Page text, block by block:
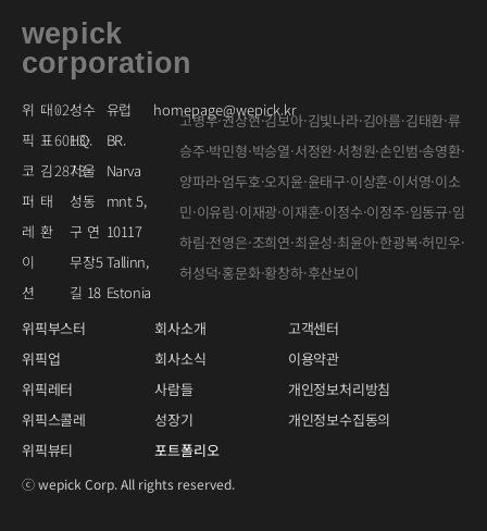
wepick
corporation
위
픽
코
퍼
레
이
션
대
표
김
태
환
02-
6013-
2873
성수
HQ.
서울
성동
구 연
무장5
길 18
유럽
BR.
Narva
mnt 5,
10117
Tallinn,
Estonia
homepage@wepick.kr
고병우·권상현·김보아·김빛나라·김아름·김태환·류
승주·박민형·박승열·서정완·서청원·손인범·송영환·
양파라·엄두호·오지윤·윤태구·이상훈·이서영·이소
민·이유림·이재광·이재훈·이정수·이정주·임동규·임
하림·전영은·조희연·최윤성·최윤아·한광복·허민우·
허성덕·홍문화·황창하·후산보이
위픽부스터
위픽업
위픽레터
위픽스콜레
위픽뷰티
회사소개
회사소식
사람들
성장기
포트폴리오
고객센터
이용약관
개인정보처리방침
개인정보수집동의
ⓒ wepick Corp. All rights reserved.